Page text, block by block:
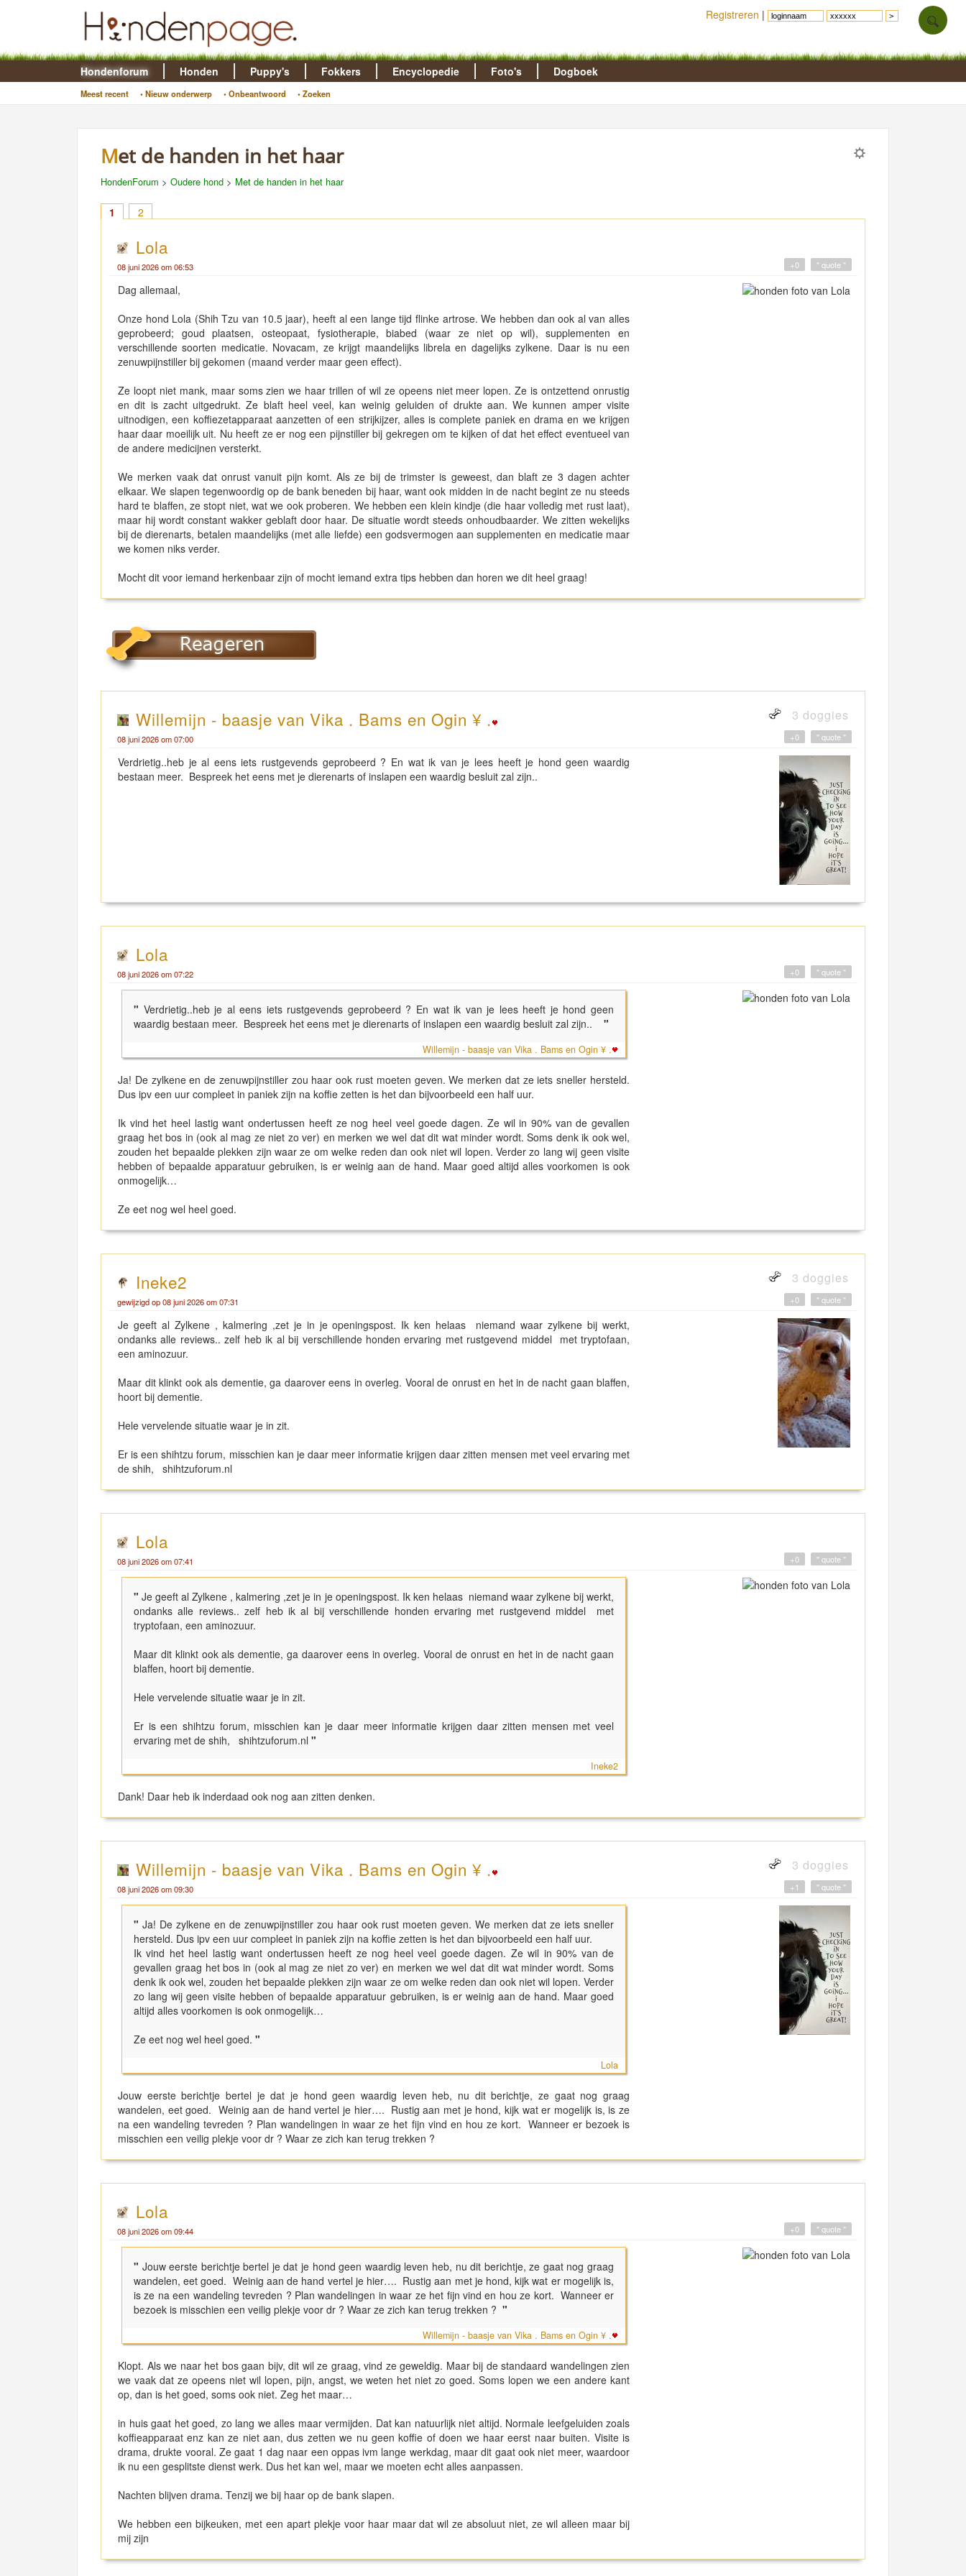
Hondenforum
Meest recent • Nieuw onderwerp • Onbeantwoord • Zoeken
Honden Puppy's Fokkers Encyclopedie Foto's Dogboek
Met de handen in het haar
HondenForum > Oudere hond > Met de handen in het haar
1 2
Lola
08 juni 2026 om 06:53 " quote "
+0
Dag allemaal,
Onze hond Lola (Shih Tzu van 10.5 jaar), heeft al een lange tijd flinke artrose. We hebben dan ook al van alles
geprobeerd; goud plaatsen, osteopaat, fysiotherapie, biabed (waar ze niet op wil), supplementen en
verschillende soorten medicatie. Novacam, ze krijgt maandelijks librela en dagelijks zylkene. Daar is nu een
zenuwpijnstiller bij gekomen (maand verder maar geen effect).
Ze loopt niet mank, maar soms zien we haar trillen of wil ze opeens niet meer lopen. Ze is ontzettend onrustig
en dit is zacht uitgedrukt. Ze blaft heel veel, kan weinig geluiden of drukte aan. We kunnen amper visite
uitnodigen, een koffiezetapparaat aanzetten of een strijkijzer, alles is complete paniek en drama en we krijgen
haar daar moeilijk uit. Nu heeft ze er nog een pijnstiller bij gekregen om te kijken of dat het effect eventueel van
de andere medicijnen versterkt.
We merken vaak dat onrust vanuit pijn komt. Als ze bij de trimster is geweest, dan blaft ze 3 dagen achter
elkaar. We slapen tegenwoordig op de bank beneden bij haar, want ook midden in de nacht begint ze nu steeds
hard te blaffen, ze stopt niet, wat we ook proberen. We hebben een klein kindje (die haar volledig met rust laat),
maar hij wordt constant wakker geblaft door haar. De situatie wordt steeds onhoudbaarder. We zitten wekelijks
bij de dierenarts, betalen maandelijks (met alle liefde) een godsvermogen aan supplementen en medicatie maar
we komen niks verder.
Mocht dit voor iemand herkenbaar zijn of mocht iemand extra tips hebben dan horen we dit heel graag!
Willemijn - baasje van Vika . Bams en Ogin ¥ . 3 doggies
08 juni 2026 om 07:00 " quote "
+0
Verdrietig..heb je al eens iets rustgevends geprobeerd ? En wat ik van je lees heeft je hond geen waardig
bestaan meer. Bespreek het eens met je dierenarts of inslapen een waardig besluit zal zijn..
Lola
08 juni 2026 om 07:22 " quote "
+0
" Verdrietig..heb je al eens iets rustgevends geprobeerd ? En wat ik van je lees heeft je hond geen
waardig bestaan meer. Bespreek het eens met je dierenarts of inslapen een waardig besluit zal zijn..
"
Willemijn - baasje van Vika . Bams en Ogin ¥ .
Ja! De zylkene en de zenuwpijnstiller zou haar ook rust moeten geven. We merken dat ze iets sneller hersteld.
Dus ipv een uur compleet in paniek zijn na koffie zetten is het dan bijvoorbeeld een half uur.
Ik vind het heel lastig want ondertussen heeft ze nog heel veel goede dagen. Ze wil in 90% van de gevallen
graag het bos in (ook al mag ze niet zo ver) en merken we wel dat dit wat minder wordt. Soms denk ik ook wel,
zouden het bepaalde plekken zijn waar ze om welke reden dan ook niet wil lopen. Verder zo lang wij geen visite
hebben of bepaalde apparatuur gebruiken, is er weinig aan de hand. Maar goed altijd alles voorkomen is ook
onmogelijk…
Ze eet nog wel heel goed.
Ineke2 3 doggies
gewijzigd op 08 juni 2026 om 07:31 " quote "
+0
Je geeft al Zylkene , kalmering ,zet je in je openingspost. Ik ken helaas niemand waar zylkene bij werkt,
ondanks alle reviews.. zelf heb ik al bij verschillende honden ervaring met rustgevend middel met tryptofaan,
een aminozuur.
Maar dit klinkt ook als dementie, ga daarover eens in overleg. Vooral de onrust en het in de nacht gaan blaffen,
hoort bij dementie.
Hele vervelende situatie waar je in zit.
Er is een shihtzu forum, misschien kan je daar meer informatie krijgen daar zitten mensen met veel ervaring met
de shih, shihtzuforum.nl
Lola
08 juni 2026 om 07:41 " quote "
+0
"Je geeft al Zylkene , kalmering ,zet je in je openingspost. Ik ken helaas niemand waar zylkene bij werkt,
ondanks alle reviews.. zelf heb ik al bij verschillende honden ervaring met rustgevend middel met
tryptofaan, een aminozuur.
Maar dit klinkt ook als dementie, ga daarover eens in overleg. Vooral de onrust en het in de nacht gaan
blaffen, hoort bij dementie.
Hele vervelende situatie waar je in zit.
Er is een shihtzu forum, misschien kan je daar meer informatie krijgen daar zitten mensen met veel
ervaring met de shih, shihtzuforum.nl "
Ineke2
Dank! Daar heb ik inderdaad ook nog aan zitten denken.
Willemijn - baasje van Vika . Bams en Ogin ¥ . 3 doggies
08 juni 2026 om 09:30 " quote "
+1
" Ja! De zylkene en de zenuwpijnstiller zou haar ook rust moeten geven. We merken dat ze iets sneller
hersteld. Dus ipv een uur compleet in paniek zijn na koffie zetten is het dan bijvoorbeeld een half uur.
Ik vind het heel lastig want ondertussen heeft ze nog heel veel goede dagen. Ze wil in 90% van de
gevallen graag het bos in (ook al mag ze niet zo ver) en merken we wel dat dit wat minder wordt. Soms
denk ik ook wel, zouden het bepaalde plekken zijn waar ze om welke reden dan ook niet wil lopen. Verder
zo lang wij geen visite hebben of bepaalde apparatuur gebruiken, is er weinig aan de hand. Maar goed
altijd alles voorkomen is ook onmogelijk…
Ze eet nog wel heel goed. "
Lola
Jouw eerste berichtje bertel je dat je hond geen waardig leven heb, nu dit berichtje, ze gaat nog graag
wandelen, eet goed. Weinig aan de hand vertel je hier…. Rustig aan met je hond, kijk wat er mogelijk is, is ze
na een wandeling tevreden ? Plan wandelingen in waar ze het fijn vind en hou ze kort. Wanneer er bezoek is
misschien een veilig plekje voor dr ? Waar ze zich kan terug trekken ?
Lola
08 juni 2026 om 09:44 " quote "
+0
" Jouw eerste berichtje bertel je dat je hond geen waardig leven heb, nu dit berichtje, ze gaat nog graag
wandelen, eet goed. Weinig aan de hand vertel je hier…. Rustig aan met je hond, kijk wat er mogelijk is,
is ze na een wandeling tevreden ? Plan wandelingen in waar ze het fijn vind en hou ze kort. Wanneer er
bezoek is misschien een veilig plekje voor dr ? Waar ze zich kan terug trekken ? "
Willemijn - baasje van Vika . Bams en Ogin ¥ .
Klopt. Als we naar het bos gaan bijv, dit wil ze graag, vind ze geweldig. Maar bij de standaard wandelingen zien
we vaak dat ze opeens niet wil lopen, pijn, angst, we weten het niet zo goed. Soms lopen we een andere kant
op, dan is het goed, soms ook niet. Zeg het maar…
in huis gaat het goed, zo lang we alles maar vermijden. Dat kan natuurlijk niet altijd. Normale leefgeluiden zoals
koffieapparaat enz kan ze niet aan, dus zetten we nu geen koffie of doen we haar eerst naar buiten. Visite is
drama, drukte vooral. Ze gaat 1 dag naar een oppas ivm lange werkdag, maar dit gaat ook niet meer, waardoor
ik nu een gesplitste dienst werk. Dus het kan wel, maar we moeten echt alles aanpassen.
Nachten blijven drama. Tenzij we bij haar op de bank slapen.
We hebben een bijkeuken, met een apart plekje voor haar maar dat wil ze absoluut niet, ze wil alleen maar bij
mij zijn
Registreren |